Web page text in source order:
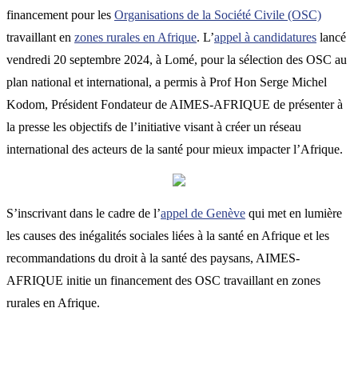
financement pour les Organisations de la Société Civile (OSC)
travaillant en zones rurales en Afrique. L’appel à candidatures lancé
vendredi 20 septembre 2024, à Lomé, pour la sélection des OSC au
plan national et international, a permis à Prof Hon Serge Michel
Kodom, Président Fondateur de AIMES-AFRIQUE de présenter à
la presse les objectifs de l’initiative visant à créer un réseau
international des acteurs de la santé pour mieux impacter l’Afrique.
S’inscrivant dans le cadre de l’appel de Genève qui met en lumière
les causes des inégalités sociales liées à la santé en Afrique et les
recommandations du droit à la santé des paysans, AIMES-
AFRIQUE initie un financement des OSC travaillant en zones
rurales en Afrique.